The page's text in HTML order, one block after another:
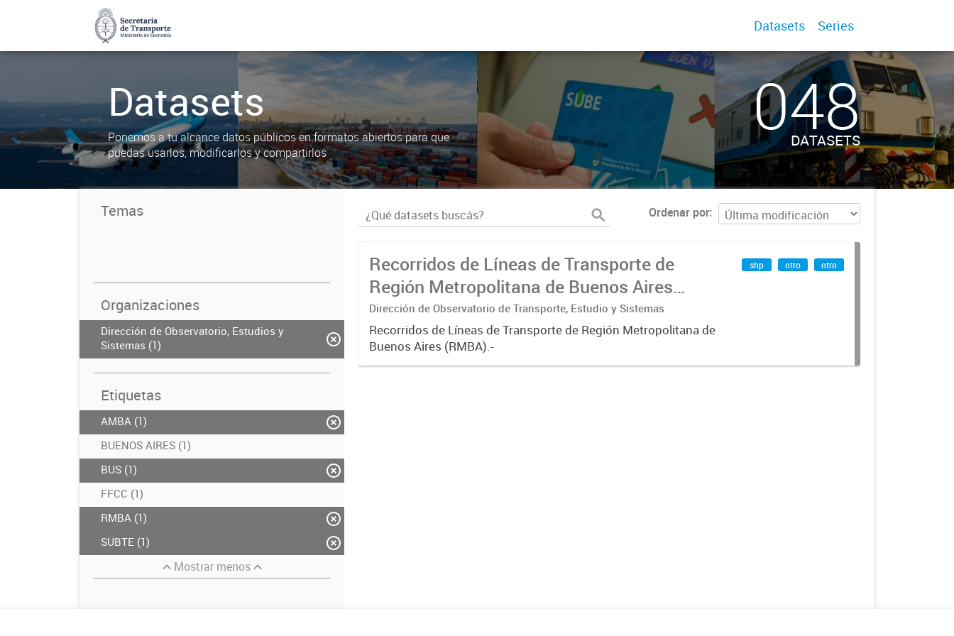
Datasets Series
Datasets
Ponemos a tu alcance datos públicos en formatos abiertos para que
puedas usarlos, modificarlos y compartirlos
048
DATASETS
Temas
Organizaciones
Dirección de Observatorio, Estudios y
Sistemas (1)
Etiquetas
AMBA (1)
BUENOS AIRES (1)
BUS (1)
FFCC (1)
RMBA (1)
SUBTE (1)
Mostrar menos
Ordenar por
Recorridos de Líneas de Transporte de
Región Metropolitana de Buenos Aires
(RMBA)
Dirección de Observatorio de Transporte, Estudio y Sistemas
Recorridos de Líneas de Transporte de Región Metropolitana de
Buenos Aires (RMBA).-
shp otro otro